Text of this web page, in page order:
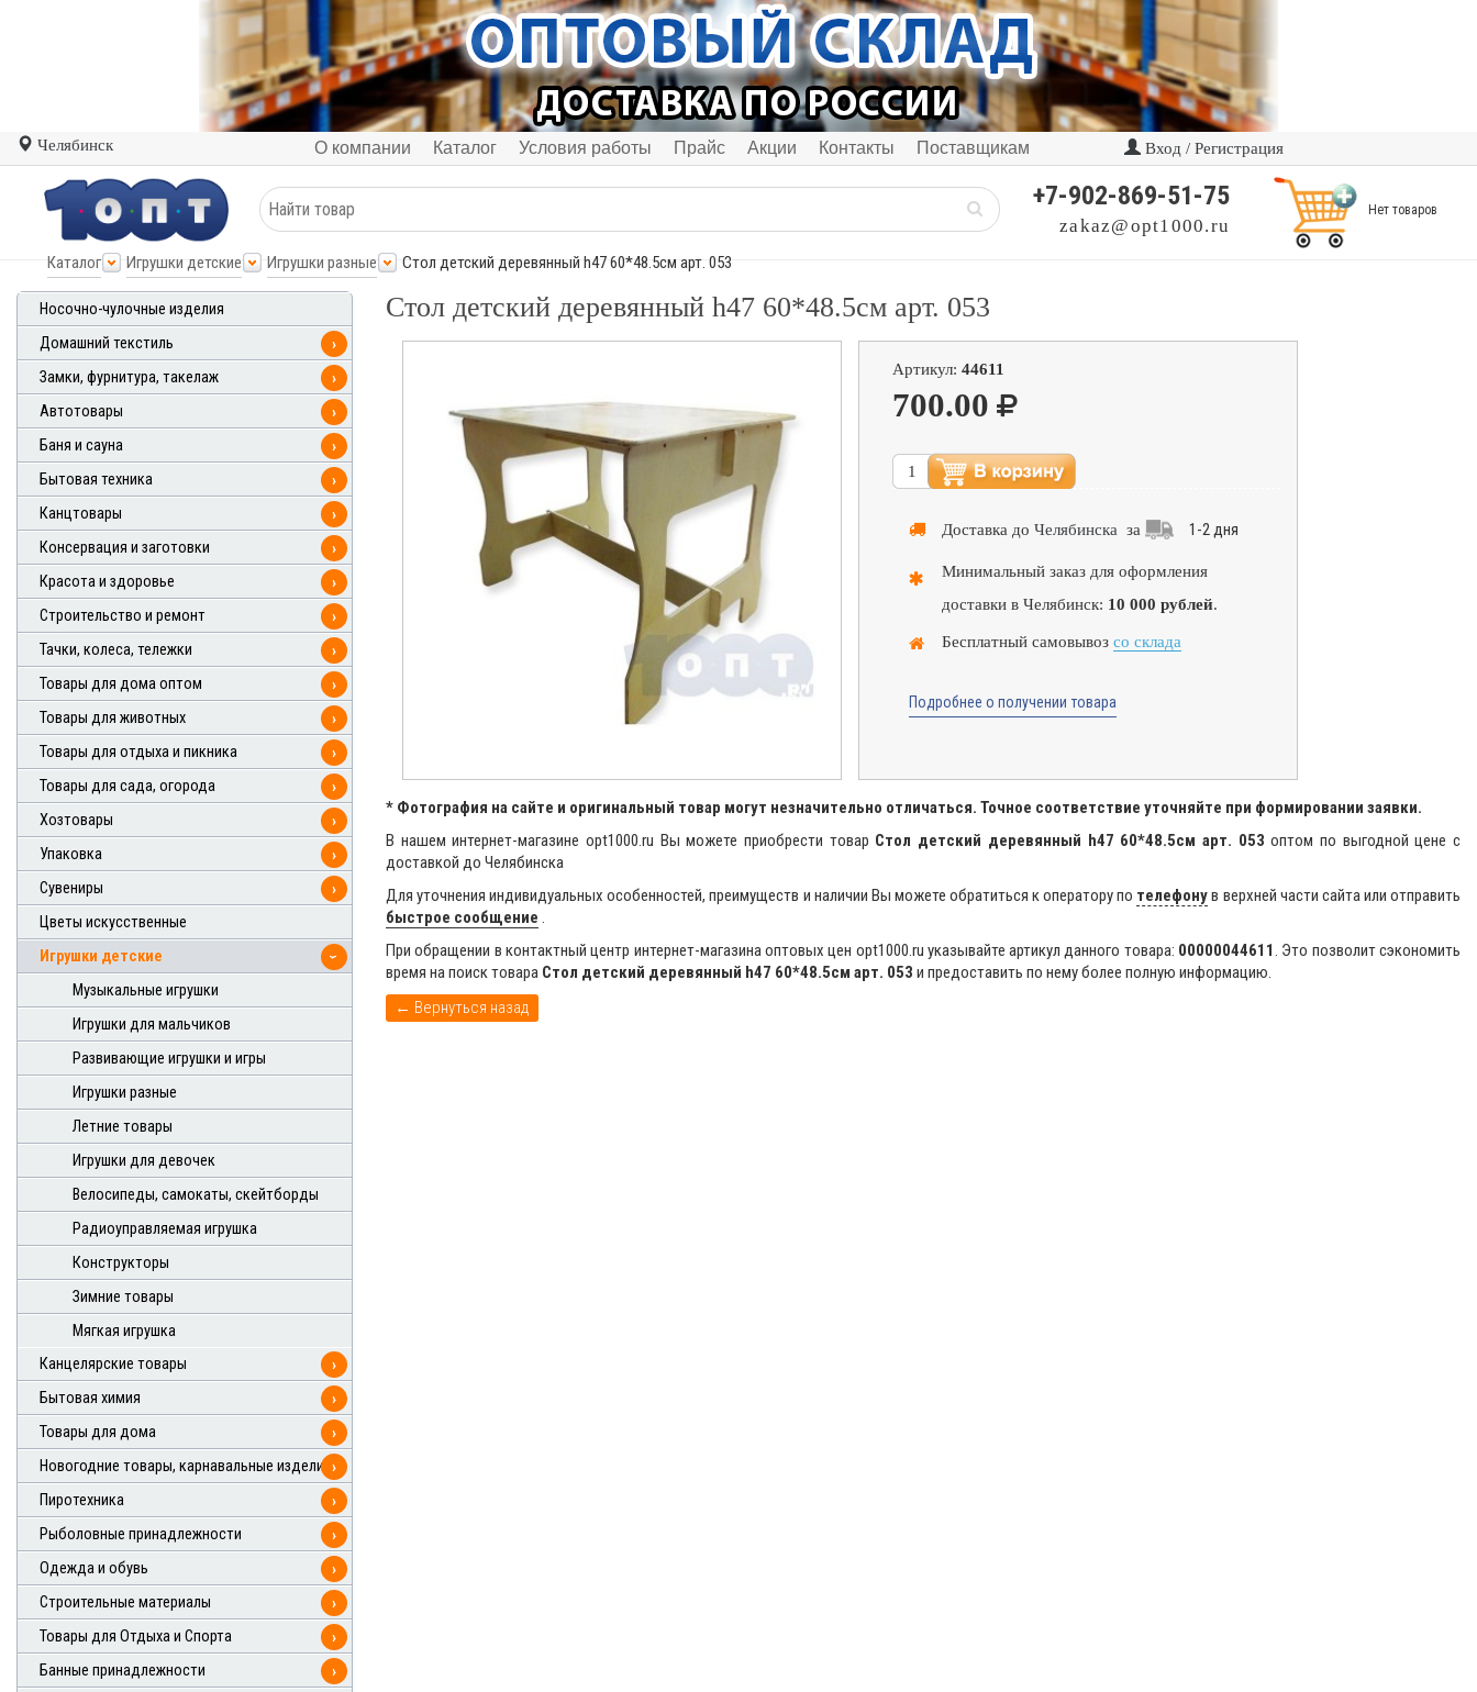
Челябинск О компании Каталог Условия работы Прайс Акции Контакты Поставщикам Вход / Регистрация
+7-902-869-51-75
zakaz@opt1000.ru
Нет товаров
Каталог Игрушки детские Игрушки разные Стол детский деревянный h47 60*48.5см арт. 053
Носочно-чулочные изделия
Домашний текстиль
›
Замки, фурнитура, такелаж
›
Автотовары
›
Баня и сауна
›
Бытовая техника
›
Канцтовары
›
Консервация и заготовки
›
Красота и здоровье
›
Строительство и ремонт
›
Тачки, колеса, тележки
›
Товары для дома оптом
›
Товары для животных
›
Товары для отдыха и пикника
›
Товары для сада, огорода
›
Хозтовары
›
Упаковка
›
Сувениры
›
Цветы искусственные
Игрушки детские
›
Музыкальные игрушки
Игрушки для мальчиков
Развивающие игрушки и игры
Игрушки разные
Летние товары
Игрушки для девочек
Велосипеды, самокаты, скейтборды
Радиоуправляемая игрушка
Конструкторы
Зимние товары
Мягкая игрушка
Канцелярские товары
›
Бытовая химия
›
Товары для дома
›
Новогодние товары, карнавальные изделия ›
Пиротехника
›
Рыболовные принадлежности
›
Одежда и обувь
›
Строительные материалы
›
Товары для Отдыха и Спорта
›
Банные принадлежности
›
Стол детский деревянный h47 60*48.5см арт. 053
Артикул: 44611
700.00
Доставка до Челябинска за 1-2 дня
Минимальный заказ для оформления
доставки в Челябинск: 10 000 рублей.
Бесплатный самовывоз со склада
Подробнее о получении товара
* Фотография на сайте и оригинальный товар могут незначительно отличаться. Точное соответствие уточняйте при формировании заявки.
В нашем интернет-магазине opt1000.ru Вы можете приобрести товар Стол детский деревянный h47 60*48.5см арт. 053 оптом по выгодной цене с
доставкой до Челябинска
Для уточнения индивидуальных особенностей, преимуществ и наличии Вы можете обратиться к оператору по телефонув верхней части сайта или отправить
быстрое сообщение .
При обращении в контактный центр интернет-магазина оптовых цен opt1000.ru указывайте артикул данного товара: 00000044611. Это позволит сэкономить
время на поиск товара Стол детский деревянный h47 60*48.5см арт. 053 и предоставить по нему более полную информацию.